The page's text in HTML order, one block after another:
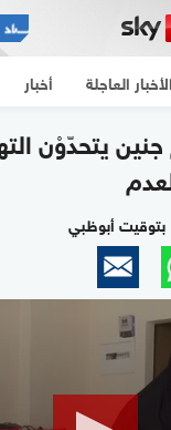
الأخبار العاجلة أخبار
يتحدّوْن